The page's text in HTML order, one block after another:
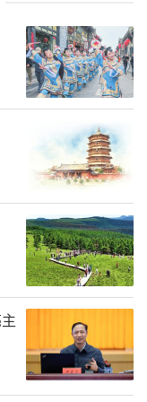
“煤”是山西最
一注解。如
性、更富活力
年古建的文旅
命，再到“一
西正以坚定的
等多条赛道上
多元产业矩
西答案”。
产业”